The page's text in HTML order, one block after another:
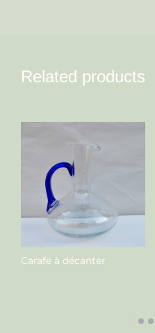
Related products
Carafe à décanter